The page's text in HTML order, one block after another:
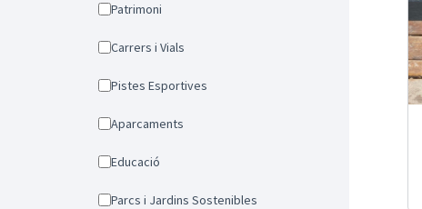
Patrimoni
Carrers i Vials
Pistes Esportives
Aparcaments
Educació
Parcs i Jardins Sostenibles